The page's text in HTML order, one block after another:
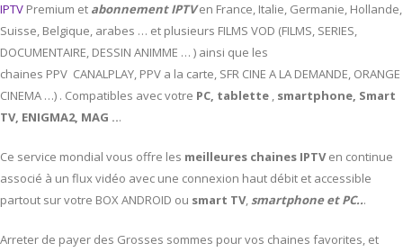
IPTV Premium et abonnement IPTVen France, Italie, Germanie, Hollande,
Suisse, Belgique, arabes … et plusieurs FILMS VOD (FILMS, SERIES,
DOCUMENTAIRE, DESSIN ANIMME … ) ainsi que les
chaines PPV CANALPLAY, PPV a la carte, SFR CINE A LA DEMANDE, ORANGE
CINEMA …) . Compatibles avec votre PC, tablette , smartphone, Smart
TV, ENIGMA2, MAG ...
Ce service mondial vous offre les meilleures chaines IPTVen continue
associé à un flux vidéo avec une connexion haut débit et accessible
partout sur votre BOX ANDROID ou smart TV,smartphone et PC...
Arreter de payer des Grosses sommes pour vos chaines favorites, et